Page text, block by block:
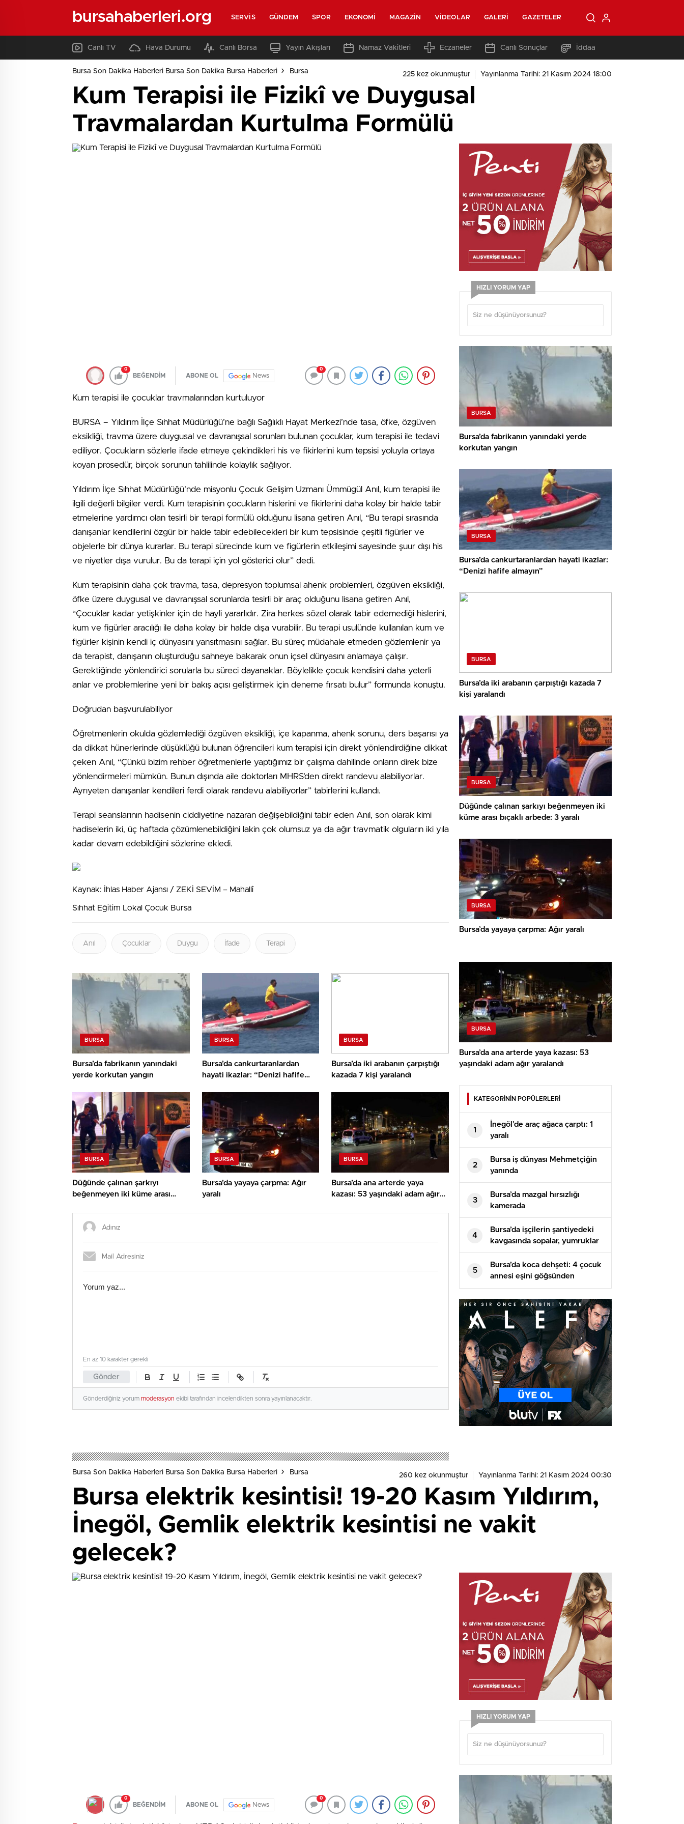
bursahaberleri.org SERVIS GÜNDEM SPOR EKONOMI MAGAZIN VIDEOLAR GALERI GAZETELER
Canlı TV Hava Durumu Canlı Borsa Yayın Akışları Namaz Vakitleri Eczaneler Canlı Sonuçlar İddaa
Bursa Son Dakika Haberleri Bursa Son Dakika Bursa Haberleri Bursa 225 kez okunmuştur Yayınlanma Tarihi: 21 Kasım 2024 18:00
Kum Terapisi ile Fizikî ve Duygusal
Travmalardan Kurtulma Formülü
0
BEĞENDİM ABONE OL News
0
Kum terapisi ile çocuklar travmalarından kurtuluyor
BURSA – Yıldırım İlçe Sıhhat Müdürlüğü’ne bağlı Sağlıklı Hayat Merkezi’nde tasa, öfke, özgüven
eksikliği, travma üzere duygusal ve davranışsal sorunları bulunan çocuklar, kum terapisi ile tedavi
ediliyor. Çocukların sözlerle ifade etmeye çekindikleri his ve fikirlerini kum tepsisi yoluyla ortaya
koyan prosedür, birçok sorunun tahlilinde kolaylık sağlıyor.
Yıldırım İlçe Sıhhat Müdürlüğü’nde misyonlu Çocuk Gelişim Uzmanı Ümmügül Anıl, kum terapisi ile
ilgili değerli bilgiler verdi. Kum terapisinin çocukların hislerini ve fikirlerini daha kolay bir halde tabir
etmelerine yardımcı olan tesirli bir terapi formülü olduğunu lisana getiren Anıl, “Bu terapi sırasında
danışanlar kendilerini özgür bir halde tabir edebilecekleri bir kum tepsisinde çeşitli figürler ve
objelerle bir dünya kurarlar. Bu terapi sürecinde kum ve figürlerin etkileşimi sayesinde şuur dışı his
ve niyetler dışa vurulur. Bu da terapi için yol gösterici olur” dedi.
Kum terapisinin daha çok travma, tasa, depresyon toplumsal ahenk problemleri, özgüven eksikliği,
öfke üzere duygusal ve davranışsal sorunlarda tesirli bir araç olduğunu lisana getiren Anıl,
“Çocuklar kadar yetişkinler için de hayli yararlıdır. Zira herkes sözel olarak tabir edemediği hislerini,
kum ve figürler aracılığı ile daha kolay bir halde dışa vurabilir. Bu terapi usulünde kullanılan kum ve
figürler kişinin kendi iç dünyasını yansıtmasını sağlar. Bu süreç müdahale etmeden gözlemlenir ya
da terapist, danışanın oluşturduğu sahneye bakarak onun içsel dünyasını anlamaya çalışır.
Gerektiğinde yönlendirici sorularla bu süreci dayanaklar. Böylelikle çocuk kendisini daha yeterli
anlar ve problemlerine yeni bir bakış açısı geliştirmek için deneme fırsatı bulur” formunda konuştu.
Doğrudan başvurulabiliyor
Öğretmenlerin okulda gözlemlediği özgüven eksikliği, içe kapanma, ahenk sorunu, ders başarısı ya
da dikkat hünerlerinde düşüklüğü bulunan öğrencileri kum terapisi için direkt yönlendirdiğine dikkat
çeken Anıl, “Çünkü bizim rehber öğretmenlerle yaptığımız bir çalışma dahilinde onların direk bize
yönlendirmeleri mümkün. Bunun dışında aile doktorları MHRS’den direkt randevu alabiliyorlar.
Ayrıyeten danışanlar kendileri ferdi olarak randevu alabiliyorlar” tabirlerini kullandı.
Terapi seanslarının hadisenin ciddiyetine nazaran değişebildiğini tabir eden Anıl, son olarak kimi
hadiselerin iki, üç haftada çözümlenebildiğini lakin çok olumsuz ya da ağır travmatik olguların iki yıla
kadar devam edebildiğini sözlerine ekledi.
Kaynak: İhlas Haber Ajansı / ZEKİ SEVİM – Mahallî
Sıhhat Eğitim Lokal Çocuk Bursa
Anıl Çocuklar Duygu İfade Terapi
BURSA
Bursa’da fabrikanın yanındaki
yerde korkutan yangın
BURSA
Bursa’da cankurtaranlardan
hayati ikazlar: “Denizi hafife
BURSA
Bursa’da iki arabanın çarpıştığı
kazada 7 kişi yaralandı
BURSA
Düğünde çalınan şarkıyı
beğenmeyen iki küme arası
BURSA
Bursa’da yayaya çarpma: Ağır
yaralı
BURSA
Bursa’da ana arterde yaya
kazası: 53 yaşındaki adam ağır
Gönder
En az 10 karakter gerekli
Gönderdiğiniz yorum moderasyon ekibi tarafından incelendikten sonra yayınlanacaktır.
HIZLI YORUM YAP
BURSA
Bursa’da fabrikanın yanındaki yerde
korkutan yangın
BURSA
Bursa’da cankurtaranlardan hayati ikazlar:
“Denizi hafife almayın”
BURSA
Bursa’da iki arabanın çarpıştığı kazada 7
kişi yaralandı
BURSA
Düğünde çalınan şarkıyı beğenmeyen iki
küme arası bıçaklı arbede: 3 yaralı
BURSA
Bursa’da yayaya çarpma: Ağır yaralı
BURSA
Bursa’da ana arterde yaya kazası: 53
yaşındaki adam ağır yaralandı
KATEGORİNİN POPÜLERLERİ
1
İnegöl’de araç ağaca çarptı: 1
yaralı
2
Bursa iş dünyası Mehmetçiğin
yanında
3
Bursa’da mazgal hırsızlığı
kamerada
4
Bursa’da işçilerin şantiyedeki
kavgasında sopalar, yumruklar
havada uçuştu
5
Bursa’da koca dehşeti: 4 çocuk
annesi eşini göğsünden
bıçaklayarak öldürdü
Bursa Son Dakika Haberleri Bursa Son Dakika Bursa Haberleri Bursa 260 kez okunmuştur Yayınlanma Tarihi: 21 Kasım 2024 00:30
Bursa elektrik kesintisi! 19-20 Kasım Yıldırım,
İnegöl, Gemlik elektrik kesintisi ne vakit
gelecek?
0
BEĞENDİM ABONE OL News
0
HIZLI YORUM YAP